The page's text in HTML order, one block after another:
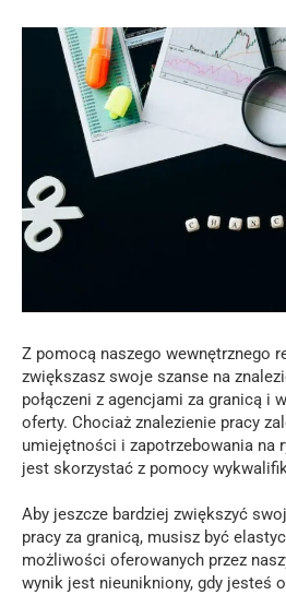
Z pomocą naszego wewnętrznego
zwiększasz swoje szanse na
połączeni z agencjami za granicą i
oferty. Chociaż znalezienie pracy
umiejętności i zapotrzebowania na
jest skorzystać z pomocy
Aby jeszcze bardziej zwiększyć
pracy za granicą, musisz być
możliwości oferowanych przez
wynik jest nieunikniony, gdy jesteś